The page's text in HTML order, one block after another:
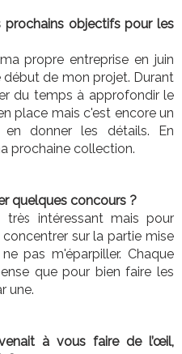
prochains objectifs pour les
propre entreprise en juin
de mon projet. Durant
du temps à approfondir le
place mais c'est encore un
donner les détails. En
prochaine collection.
quelques concours ?
très intéressant mais pour
sur la partie mise
pas m'éparpiller. Chaque
que pour bien faire les
une.
à vous faire de l’œil,